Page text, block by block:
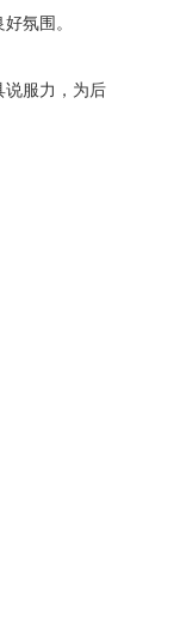
氛围。
说服力，为后